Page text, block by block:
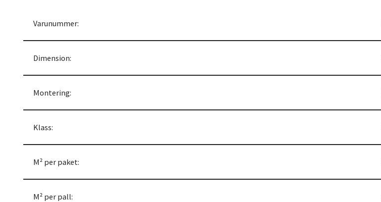
Varunummer:
Dimension:
Montering:
Klass:
M² per paket:
M² per pall: